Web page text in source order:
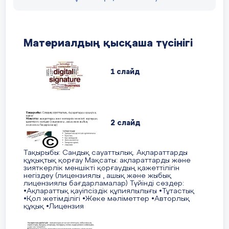
2 Ақпараттық қауіпсіздікті
________________________________________
4. . http://adilet.zan.kz/rus/docs/Z960000006
Декомпиляцияны реттейтін бапты тап.
Жауабы:
10 минут
https://wordwall.net/ru/resource/72019979
Топтық жұмыс
Интернет желісінің ресурстарын
Материалдың қысқаша түсінігі
1 слайд
2 слайд
Тақырыбы: Сандық сауаттылық. Ақпараттарды
құқықтық қорғау Мақсаты: ақпараттарды және
зияткерлік меншікті қорғаудың қажеттілігін
негіздеу (лицензиялы , ашық және жыбық
лицензиялы бағдарламалар) Түйінді сөздер:
•Ақпараттық қауіпсіздік құпиялылығы •Тұтастық
•Қол жетімділігі •Жеке мәліметтер •Авторлық
құқық •Лицензия